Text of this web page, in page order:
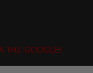
ΤΗΣ GOOGLE!